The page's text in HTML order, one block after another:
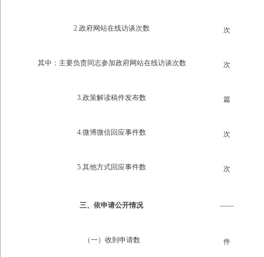
2.政府网站在线访谈次数 次
其中：主要负责同志参加政府网站在线访谈次数 次
3.政策解读稿件发布数 篇
4.微博微信回应事件数 次
5.其他方式回应事件数 次
三、依申请公开情况 ——
（一）收到申请数 件